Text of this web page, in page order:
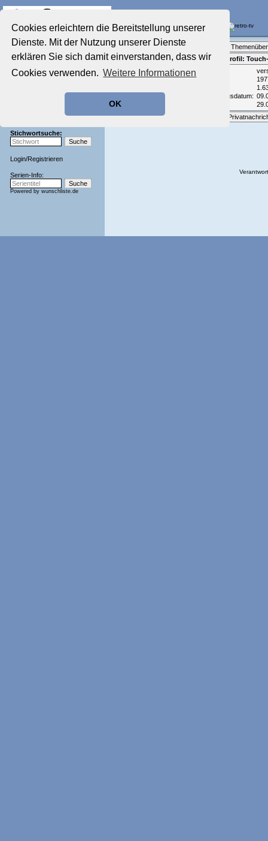
Cookies erleichtern die Bereitstellung unserer
Dienste. Mit der Nutzung unserer Dienste
erklären Sie sich damit einverstanden, dass wir
Cookies verwenden. Weitere Informationen
OK
Startseite
Aktuelles Forum
Film-Forum
Zeichentrick-Forum
Stichwortsuche:
Login/Registrieren
Serien-Info:
Powered by wunschliste.de
Teilnehmerprofil:
Email:
Geburtsjahr:
Registrierungsdatum: